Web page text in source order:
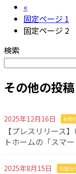
«
固定ページ 1
固定ページ 2
検索
その他の投稿
2025年12月16日 お知
【プレスリリース
トホームの「スマ
2025年8月15日 お知ら